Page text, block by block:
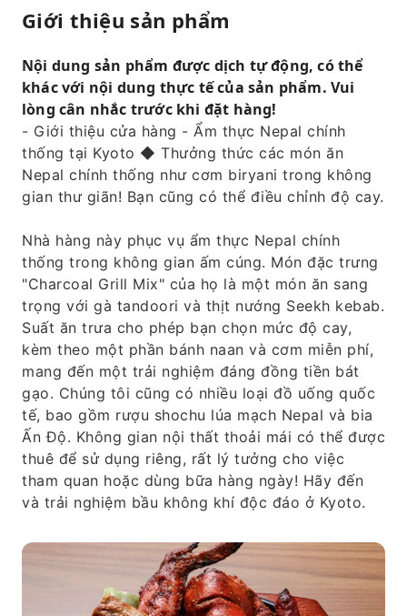
Giới thiệu sản phẩm
Nội dung sản phẩm được dịch tự động, có thể
khác với nội dung thực tế của sản phẩm. Vui
lòng cân nhắc trước khi đặt hàng!
- Giới thiệu cửa hàng - Ẩm thực Nepal chính
thống tại Kyoto ◆ Thưởng thức các món ăn
Nepal chính thống như cơm biryani trong không
gian thư giãn! Bạn cũng có thể điều chỉnh độ cay.
Nhà hàng này phục vụ ẩm thực Nepal chính
thống trong không gian ấm cúng. Món đặc trưng
"Charcoal Grill Mix" của họ là một món ăn sang
trọng với gà tandoori và thịt nướng Seekh kebab.
Suất ăn trưa cho phép bạn chọn mức độ cay,
kèm theo một phần bánh naan và cơm miễn phí,
mang đến một trải nghiệm đáng đồng tiền bát
gạo. Chúng tôi cũng có nhiều loại đồ uống quốc
tế, bao gồm rượu shochu lúa mạch Nepal và bia
Ấn Độ. Không gian nội thất thoải mái có thể được
thuê để sử dụng riêng, rất lý tưởng cho việc
tham quan hoặc dùng bữa hàng ngày! Hãy đến
và trải nghiệm bầu không khí độc đáo ở Kyoto.